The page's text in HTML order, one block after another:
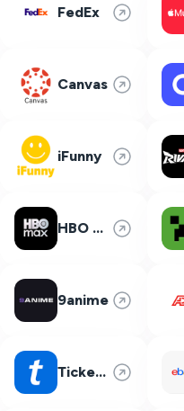
FedEx
Canvas
iFunny
HBO Max
9anime
Ticketmaster